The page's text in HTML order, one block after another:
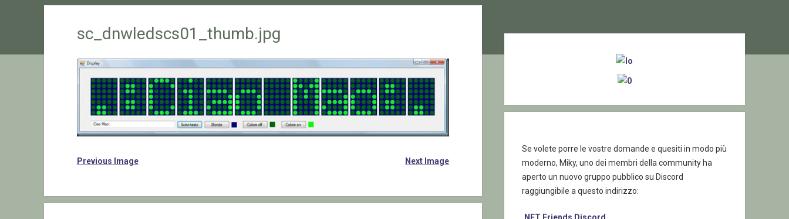
sc_dnwledscs01_thumb.jpg
Previous Image Next Image
Se volete porre le vostre domande e quesiti in modo più
moderno, Miky, uno dei membri della community ha
aperto un nuovo gruppo pubblico su Discord
raggiungibile a questo indirizzo: